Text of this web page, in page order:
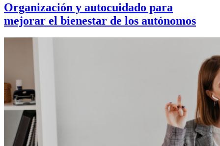
Organización y autocuidado para
mejorar el bienestar de los autónomos